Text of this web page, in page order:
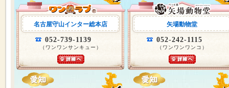
名古屋守山インター総本店
052-739-1139
（ワンワンサンキュー）
矢場動物堂
052-242-1115
（ワンワンワンコ）